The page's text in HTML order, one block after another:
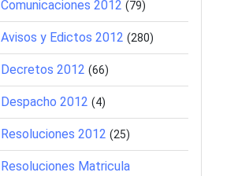
Comunicaciones 2012 (79)
Avisos y Edictos 2012 (280)
Decretos 2012 (66)
Despacho 2012 (4)
Resoluciones 2012 (25)
Resoluciones Matricula